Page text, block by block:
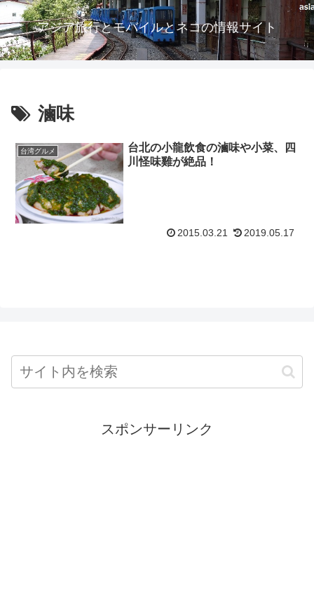
アジア旅行とモバイルとネコの情報サイト
滷味
台湾グルメ
台北の小龍飲食の滷味や小菜、四
川怪味雞が絶品！
2015.03.21 2019.05.17
スポンサーリンク